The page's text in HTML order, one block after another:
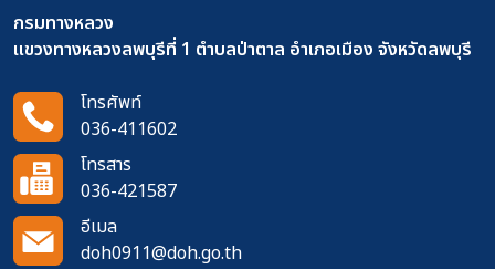
กรมทางหลวง
แขวงทางหลวงลพบุรีที่ 1 ตำบลป่าตาล อำเภอเมือง จังหวัดลพบุรี
โทรศัพท์
036-411602
โทรสาร
036-421587
อีเมล
doh0911@doh.go.th